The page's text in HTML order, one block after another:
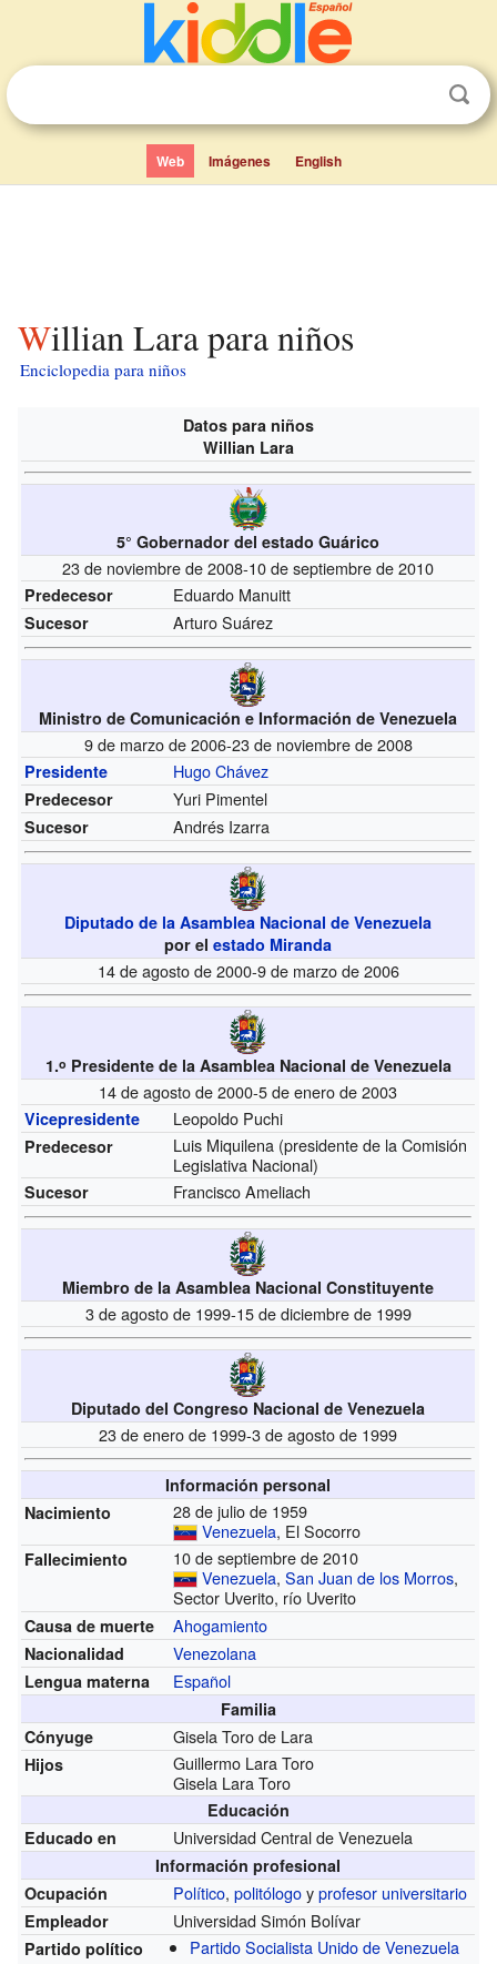
Web Imágenes English
Willian Lara para niños
Enciclopedia para niños
Datos para niños
Willian Lara
5° Gobernador del estado Guárico
23 de noviembre de 2008-10 de septiembre de 2010
Predecesor Eduardo Manuitt
Sucesor Arturo Suárez
Ministro de Comunicación e Información de Venezuela
9 de marzo de 2006-23 de noviembre de 2008
Presidente Hugo Chávez
Predecesor Yuri Pimentel
Sucesor Andrés Izarra
Diputado de la Asamblea Nacional de Venezuela
por elestado Miranda
14 de agosto de 2000-9 de marzo de 2006
1.o Presidente de la Asamblea Nacional de Venezuela
14 de agosto de 2000-5 de enero de 2003
Vicepresidente Leopoldo Puchi
Predecesor Luis Miquilena (presidente de la Comisión
Legislativa Nacional)
Sucesor Francisco Ameliach
Miembro de la Asamblea Nacional Constituyente
3 de agosto de 1999-15 de diciembre de 1999
Diputado del Congreso Nacional de Venezuela
23 de enero de 1999-3 de agosto de 1999
Información personal
Nacimiento
28 de julio de 1959
Venezuela, El Socorro
Fallecimiento
10 de septiembre de 2010
Venezuela,San Juan de los Morros,
Sector Uverito, río Uverito
Causa de muerte Ahogamiento
Nacionalidad Venezolana
Lengua materna Español
Familia
Cónyuge
Gisela Toro de Lara
Hijos
Guillermo Lara Toro
Gisela Lara Toro
Educación
Educado en
Universidad Central de Venezuela
Información profesional
Ocupación
Político,politólogoyprofesor universitario
Empleador Universidad Simón Bolívar
Partido político
Partido Socialista Unido de Venezuela